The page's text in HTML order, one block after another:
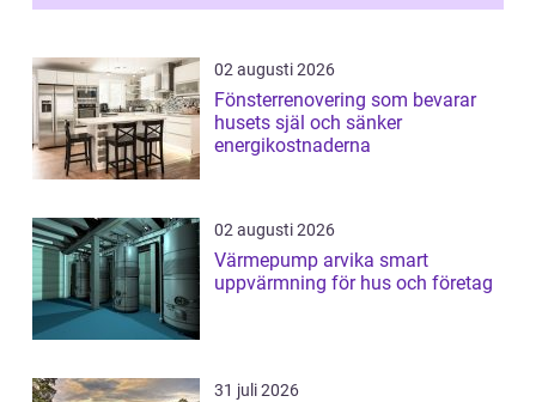
02 augusti 2026
Fönsterrenovering som bevarar
husets själ och sänker
energikostnaderna
02 augusti 2026
Värmepump arvika smart
uppvärmning för hus och företag
31 juli 2026